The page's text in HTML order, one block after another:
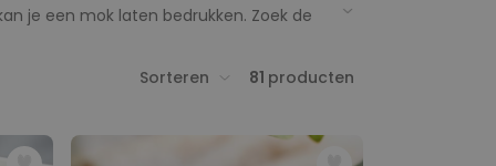
je een mok laten bedrukken. Zoek de
mok is een ideaal cadeau
Sorteren 81 producten